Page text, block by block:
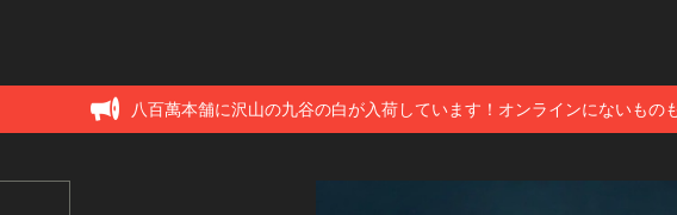
八百萬本舗に沢山の九谷の白が入荷しています！オンラインにないもの